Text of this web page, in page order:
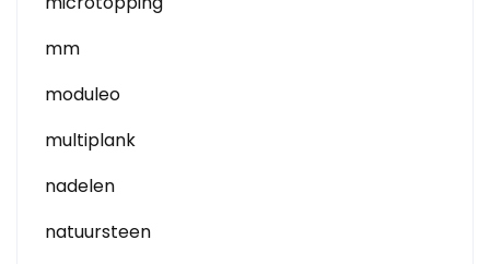
mm
moduleo
multiplank
nadelen
natuursteen